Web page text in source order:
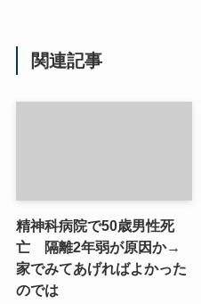
関連記事
精神科病院で50歳男性死
亡 隔離2年弱が原因か→
家でみてあげればよかった
のでは